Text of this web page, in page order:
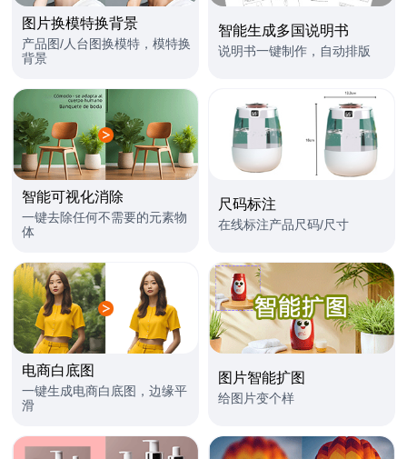
图片换模特换背景
产品图/人台图换模特，模特换
背景
智能生成多国说明书
说明书一键制作，自动排版
智能可视化消除
一键去除任何不需要的元素物
体
尺码标注
在线标注产品尺码/尺寸
电商白底图
一键生成电商白底图，边缘平
滑
图片智能扩图
给图片变个样